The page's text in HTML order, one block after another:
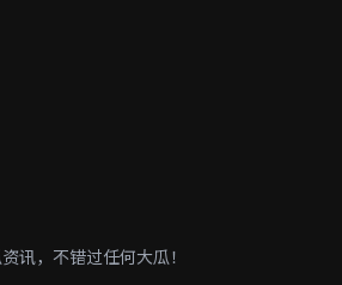
讯，不错过任何大瓜！